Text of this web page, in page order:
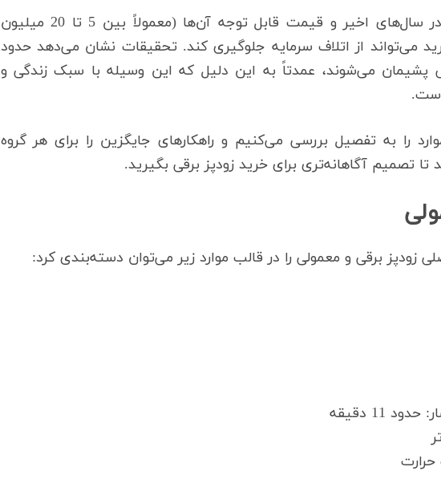
با افزایش محبوبیت زودپزهای برقی در سال‌های اخیر و قیمت قابل توجه آن‌ها (معمولاً بین 5 تا 20 میلیون
می‌تواند از اتلاف سرمایه جلوگیری کند. تحقیقات نشان می‌دهد حدود
پشیمان می‌شوند، عمدتاً به این دلیل که این وسیله با سبک زندگی و
را به تفصیل بررسی می‌کنیم و راهکارهای جایگزین را برای هر گروه
تا تصمیم آگاهانه‌تری برای خرید زودپز برقی بگیرید.
زودپز برقی و معمولی را در قالب موارد زیر می‌توان دسته‌بندی کرد:
11 دقیقه